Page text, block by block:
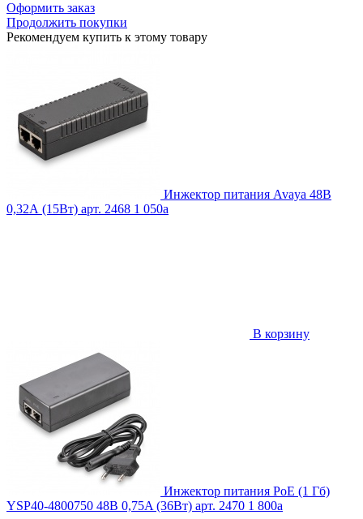
Оформить заказ
Продолжить покупки
Рекомендуем купить к этому товару
Инжектор питания Avaya 48В
0,32А (15Вт) арт. 2468 1 050a
В корзину
Инжектор питания PoE (1 Гб)
YSP40-4800750 48В 0,75A (36Вт) арт. 2470 1 800a